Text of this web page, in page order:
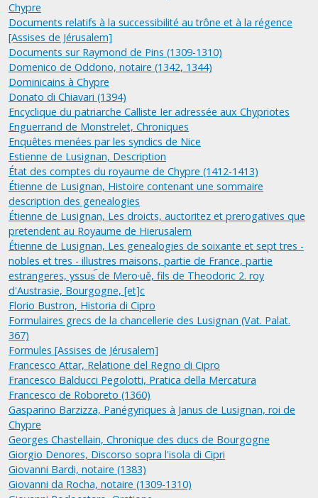
Chypre
Documents relatifs à la successibilité au trône et à la régence
[Assises de Jérusalem]
Documents sur Raymond de Pins (1309-1310)
Domenico de Oddono, notaire (1342, 1344)
Dominicains à Chypre
Donato di Chiavari (1394)
Encyclique du patriarche Calliste Ier adressée aux Chypriotes
Enguerrand de Monstrelet, Chroniques
Enquêtes menées par les syndics de Nice
Estienne de Lusignan, Description
État des comptes du royaume de Chypre (1412-1413)
Étienne de Lusignan, Histoire contenant une sommaire
description des genealogies
Étienne de Lusignan, Les droicts, auctoritez et prerogatives que
pretendent au Royaume de Hierusalem
Étienne de Lusignan, Les genealogies de soixante et sept tres -
nobles et tres - illustres maisons, partie de France, partie
estrangeres, yssus︠ de Mero·uě, fils de Theodoric 2. roy
d'Austrasie, Bourgogne, [et]c
Florio Bustron, Historia di Cipro
Formulaires grecs de la chancellerie des Lusignan (Vat. Palat.
367)
Formules [Assises de Jérusalem]
Francesco Attar, Relatione del Regno di Cipro
Francesco Balducci Pegolotti, Pratica della Mercatura
Francesco de Roboreto (1360)
Gasparino Barzizza, Panégyriques à Janus de Lusignan, roi de
Chypre
Georges Chastellain, Chronique des ducs de Bourgogne
Giorgio Denores, Discorso sopra l'isola di Cipri
Giovanni Bardi, notaire (1383)
Giovanni da Rocha, notaire (1309-1310)